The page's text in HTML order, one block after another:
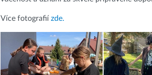
Více fotografiízde.